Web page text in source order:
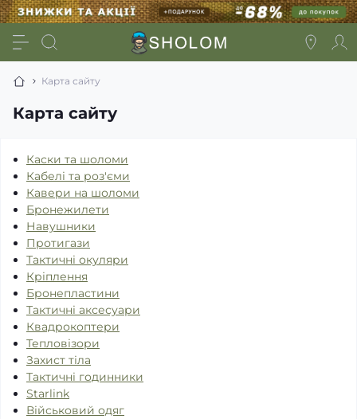
Карта сайту
Карта сайту
Каски та шоломи
Кабелі та роз'єми
Кавери на шоломи
Бронежилети
Навушники
Протигази
Тактичні окуляри
Кріплення
Бронепластини
Тактичні аксесуари
Квадрокоптери
Тепловізори
Захист тіла
Тактичні годинники
Starlink
Військовий одяг